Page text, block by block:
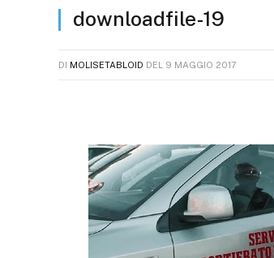
downloadfile-19
DI MOLISETABLOID DEL 9 MAGGIO 2017